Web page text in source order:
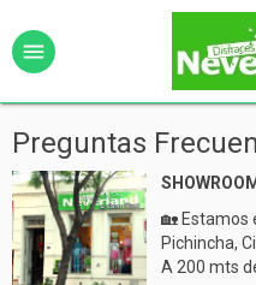
Preguntas
🏡 Estamos
Pichincha,
A 200 mts